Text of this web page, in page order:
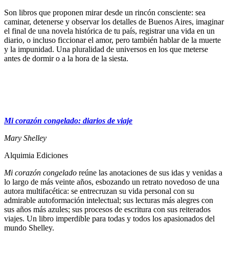
Son libros que proponen mirar desde un rincón consciente: sea
caminar, detenerse y observar los detalles de Buenos Aires, imaginar
el final de una novela histórica de tu país, registrar una vida en un
diario, o incluso ficcionar el amor, pero también hablar de la muerte
y la impunidad. Una pluralidad de universos en los que meterse
antes de dormir o a la hora de la siesta.
Mi corazón congelado: diarios de viaje
Mary Shelley
Alquimia Ediciones
Mi corazón congelado reúne las anotaciones de sus idas y venidas a
lo largo de más veinte años, esbozando un retrato novedoso de una
autora multifacética: se entrecruzan su vida personal con su
admirable autoformación intelectual; sus lecturas más alegres con
sus años más azules; sus procesos de escritura con sus reiterados
viajes. Un libro imperdible para todas y todos los apasionados del
mundo Shelley.